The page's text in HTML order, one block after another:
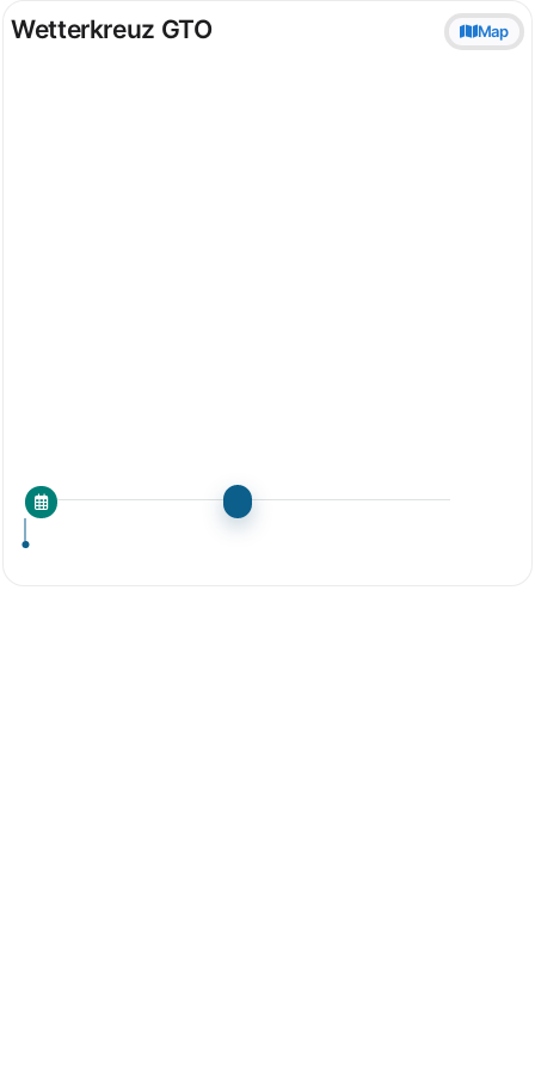
Wetterkreuz GTO Map